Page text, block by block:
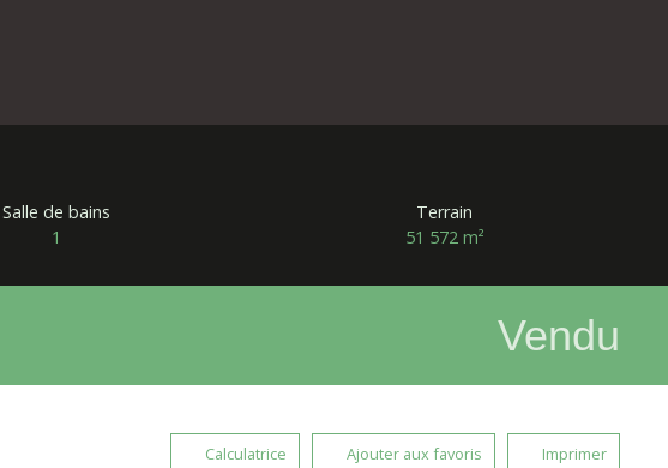
Salle de bains
1
Terrain
51 572 m²
Vendu
Calculatrice Ajouter aux favoris Imprimer